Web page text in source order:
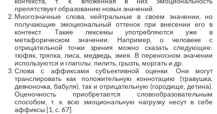
препятствует образованию новых значений.
Многозначные слова, нейтральные в своем значении, но
получающие эмоциональный оттенок при внесении его в
контекст. Такие лексемы употребляются уже в
метафорическом значении. Например, о человеке с
отрицательной точки зрения можно сказать следующее:
тюфяк, тряпка, лиса, медведь, змея. В переносном значении
используются и глаголы: пилить, грызть, моргать и др.
Слова с аффиксами субъективной оценки. Они могут
транслировать как положительную коннотацию (травушка,
девчоночка, бабуля), так и отрицательную (городище, детина).
Оценочность приобретается словообразовательным
способом, т. к. всю эмоциональную нагрузку несут в себе
аффиксы [1, с. 67].